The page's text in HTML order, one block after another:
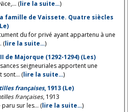
(lire la suite…)
famille de Vaissete. Quatre siècles
du for privé ayant appartenu à une
(lire la suite…)
de Majorque (1292-1294) (Les)
seigneuriales apportent une
sont... (lire la suite…)
françaises
, 1913 (Le)
françaises, 1913
sur les... (lire la suite…)